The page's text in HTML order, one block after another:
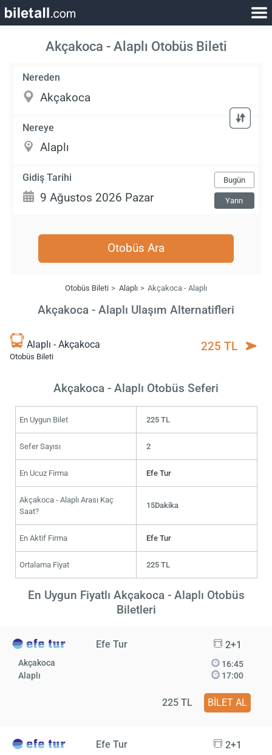
Akçakoca - Alaplı Otobüs Bileti
Nereden
Nereye
Gidiş Tarihi Bugün
Yarın
Otobüs Ara
Otobüs Bileti Alaplı Akçakoca - Alaplı
Akçakoca - Alaplı Ulaşım Alternatifleri
Alaplı - Akçakoca
Otobüs Bileti
225 TL
Akçakoca - Alaplı Otobüs Seferi
En Uygun Bilet 225 TL
Sefer Sayısı 2
En Ucuz Firma Efe Tur
Akçakoca - Alaplı Arası Kaç
Saat?
15Dakika
En Aktif Firma Efe Tur
Ortalama Fiyat 225 TL
En Uygun Fiyatlı Akçakoca - Alaplı Otobüs
Biletleri
Efe Tur 2+1
Akçakoca
Alaplı
16:45
17:00
225 TL BİLET AL
Efe Tur 2+1